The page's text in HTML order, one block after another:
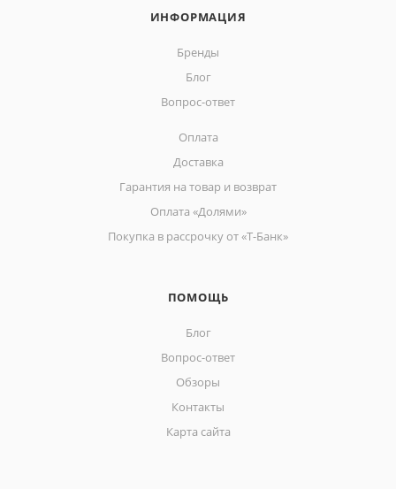
ИНФОРМАЦИЯ
Бренды
Блог
Вопрос-ответ
Оплата
Доставка
Гарантия на товар и возврат
Оплата «Долями»
Покупка в рассрочку от «Т-Банк»
ПОМОЩЬ
Блог
Вопрос-ответ
Обзоры
Контакты
Карта сайта